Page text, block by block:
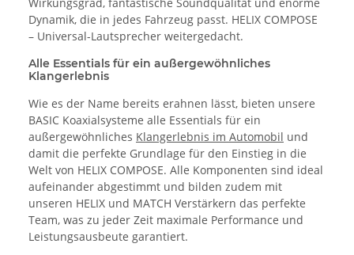
Dynamik, die in jedes Fahrzeug passt. HELIX COMPOSE
– Universal-Lautsprecher weitergedacht.
Alle Essentials für ein außergewöhnliches
Klangerlebnis
Wie es der Name bereits erahnen lässt, bieten unsere
BASIC Koaxialsysteme alle Essentials für ein
außergewöhnliches Klangerlebnis im Automobil und
damit die perfekte Grundlage für den Einstieg in die
Welt von HELIX COMPOSE. Alle Komponenten sind ideal
aufeinander abgestimmt und bilden zudem mit
unseren HELIX und MATCH Verstärkern das perfekte
Team, was zu jeder Zeit maximale Performance und
Leistungsausbeute garantiert.